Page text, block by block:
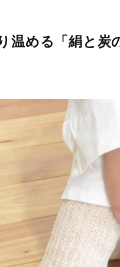
温める「絹と炭